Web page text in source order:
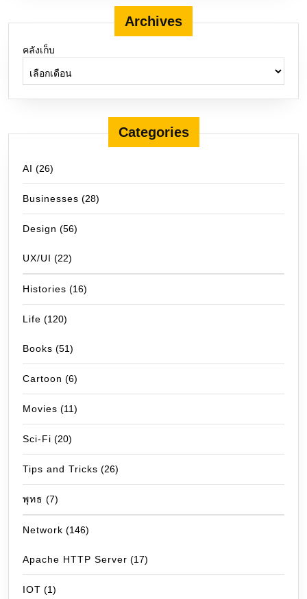
Archives
คลังเก็บ
Categories
AI (26)
Businesses (28)
Design (56)
UX/UI (22)
Histories (16)
Life (120)
Books (51)
Cartoon (6)
Movies (11)
Sci-Fi (20)
Tips and Tricks (26)
พุทธ (7)
Network (146)
Apache HTTP Server (17)
IOT (1)